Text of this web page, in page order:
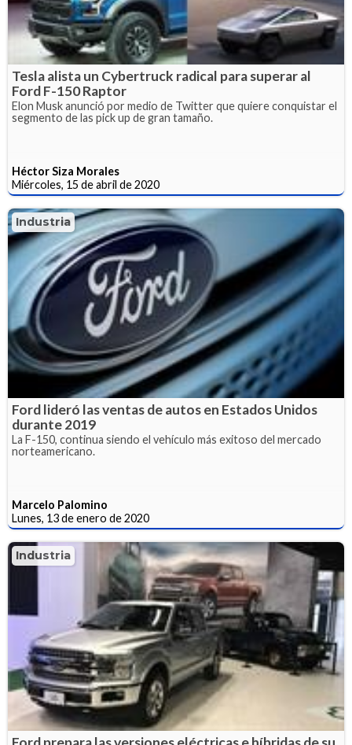
Tesla alista un Cybertruck radical para superar al
Ford F-150 Raptor
Elon Musk anunció por medio de Twitter que quiere conquistar el
segmento de las pick up de gran tamaño.
Héctor Siza Morales
Miércoles, 15 de abril de 2020
Industria
Ford lideró las ventas de autos en Estados Unidos
durante 2019
La F-150, continua siendo el vehículo más exitoso del mercado
norteamericano.
Marcelo Palomino
Lunes, 13 de enero de 2020
Industria